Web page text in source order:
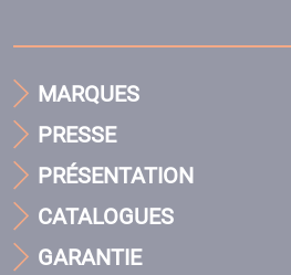
MARQUES
PRESSE
PRÉSENTATION
CATALOGUES
GARANTIE